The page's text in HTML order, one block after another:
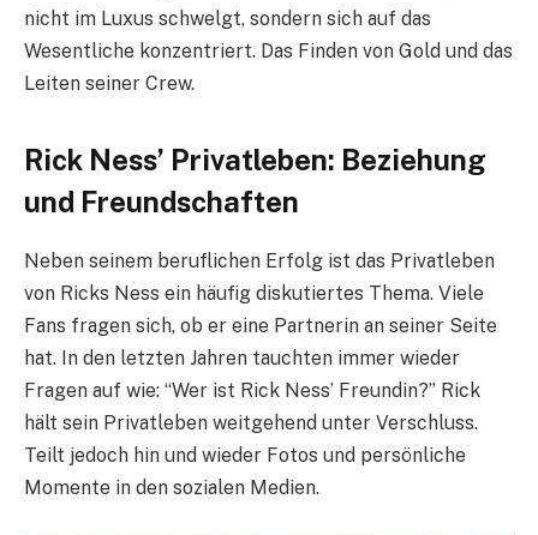
nicht im Luxus schwelgt, sondern sich auf das
Wesentliche konzentriert. Das Finden von Gold und das
Leiten seiner Crew.
Rick Ness’ Privatleben: Beziehung
und Freundschaften
Neben seinem beruflichen Erfolg ist das Privatleben
von Ricks Ness ein häufig diskutiertes Thema. Viele
Fans fragen sich, ob er eine Partnerin an seiner Seite
hat. In den letzten Jahren tauchten immer wieder
Fragen auf wie: “Wer ist Rick Ness’ Freundin?” Rick
hält sein Privatleben weitgehend unter Verschluss.
Teilt jedoch hin und wieder Fotos und persönliche
Momente in den sozialen Medien.